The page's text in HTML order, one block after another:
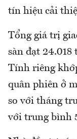
tín hiệu cải
Tổng giá trị
sàn đạt 24.018
Tính riêng
quân phiên ở
so với tháng
với trung bình